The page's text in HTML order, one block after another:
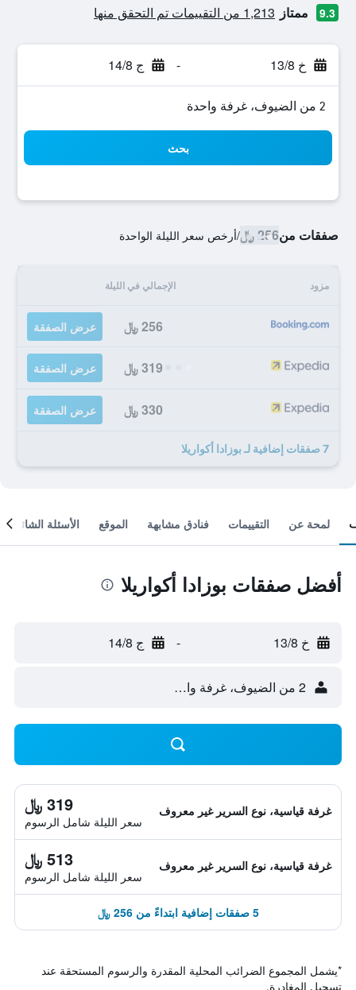
9.3 ممتاز 1,213 من التقييمات تم التحقق منها
خ 13/8 - ج 14/8
2 من الضيوف، غرفة واحدة
بحث
صفقات من256 ﷼ /أرخص سعر الليلة الواحدة
مزود الإجمالي في الليلة
256 ﷼ عرض الصفقة
319 ﷼ عرض الصفقة
330 ﷼ عرض الصفقة
7 صفقات إضافية لـ بوزادا أكواريلا
لمحة عن التقييمات فنادق مشابهة الموقع الأسئلة الشائعة
أفضل صفقات بوزادا أكواريلا
خ 13/8 - ج 14/8
2 من الضيوف، غرفة واحدة
غرفة قياسية، نوع السرير غير معروف 319 ﷼
سعر الليلة شامل الرسوم
غرفة قياسية، نوع السرير غير معروف 513 ﷼
سعر الليلة شامل الرسوم
5 صفقات إضافية ابتداءً من 256 ﷼
*يشمل المجموع الضرائب المحلية المقدرة والرسوم المستحقة عند
تسجيل المغادرة.